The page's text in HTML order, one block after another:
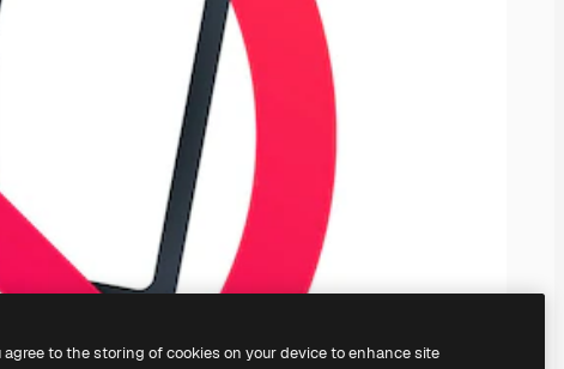
agree to the storing of cookies on your device to enhance site